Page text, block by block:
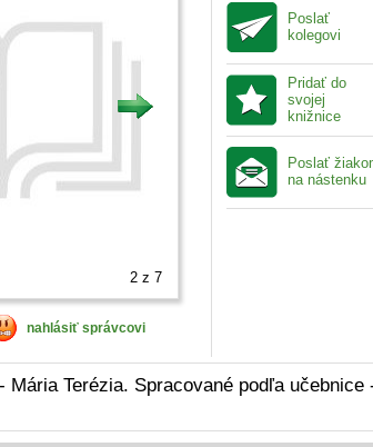
2 z 7
nahlásiť správcovi
Poslať
kolegovi
Pridať do
svojej
knižnice
Poslať
na nástenku
Terézia. Spracované podľa učebnice